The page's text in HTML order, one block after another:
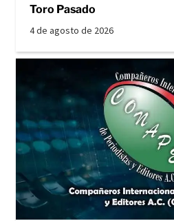
Toro Pasado
4 de agosto de 2026